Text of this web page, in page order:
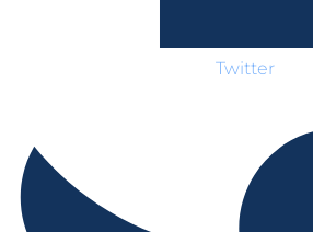
Twitter